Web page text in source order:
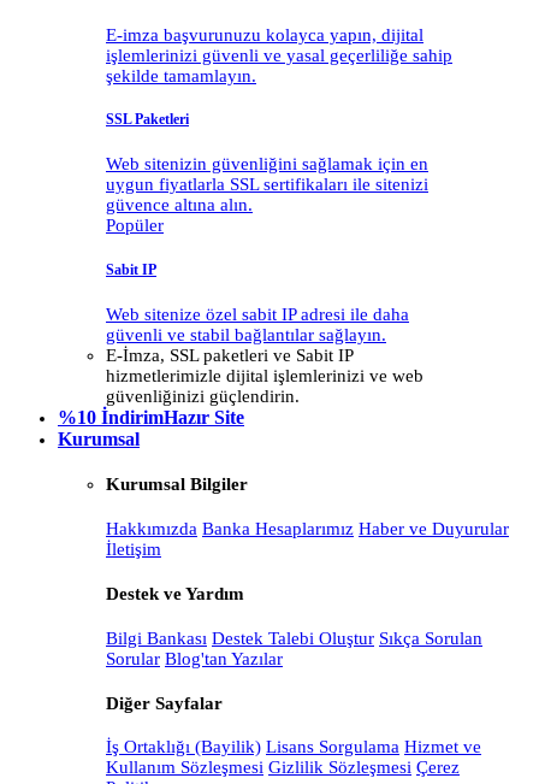
E-imza başvurunuzu kolayca yapın, dijital
işlemlerinizi güvenli ve yasal geçerliliğe sahip
şekilde tamamlayın.
SSL Paketleri
Web sitenizin güvenliğini sağlamak için en
uygun fiyatlarla SSL sertifikaları ile sitenizi
güvence altına alın.
Popüler
Sabit IP
Web sitenize özel sabit IP adresi ile daha
güvenli ve stabil bağlantılar sağlayın.
E-İmza, SSL paketleri ve Sabit IP
hizmetlerimizle dijital işlemlerinizi ve web
güvenliğinizi güçlendirin.
%10 İndirimHazır Site
Kurumsal
Kurumsal Bilgiler
Hakkımızda Banka Hesaplarımız Haber ve Duyurular
İletişim
Destek ve Yardım
Bilgi Bankası Destek Talebi Oluştur Sıkça Sorulan
Sorular Blog'tan Yazılar
Diğer Sayfalar
İş Ortaklığı (Bayilik) Lisans Sorgulama Hizmet ve
Kullanım Sözleşmesi Gizlilik Sözleşmesi Çerez